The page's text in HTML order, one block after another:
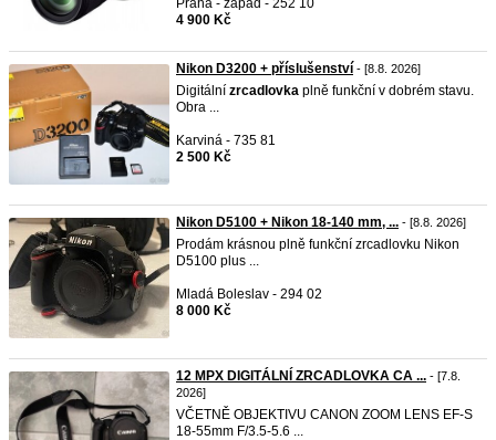
Praha - západ - 252 10
4 900 Kč
Nikon D3200 + příslušenství - [8.8. 2026]
Digitální zrcadlovka plně funkční v dobrém stavu.
Obra ...
Karviná - 735 81
2 500 Kč
Nikon D5100 + Nikon 18-140 mm, ... - [8.8. 2026]
Prodám krásnou plně funkční zrcadlovku Nikon
D5100 plus ...
Mladá Boleslav - 294 02
8 000 Kč
12 MPX DIGITÁLNÍ ZRCADLOVKA CA ... - [7.8.
2026]
VČETNĚ OBJEKTIVU CANON ZOOM LENS EF-S
18-55mm F/3.5-5.6 ...